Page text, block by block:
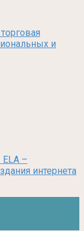
и
–
интернета